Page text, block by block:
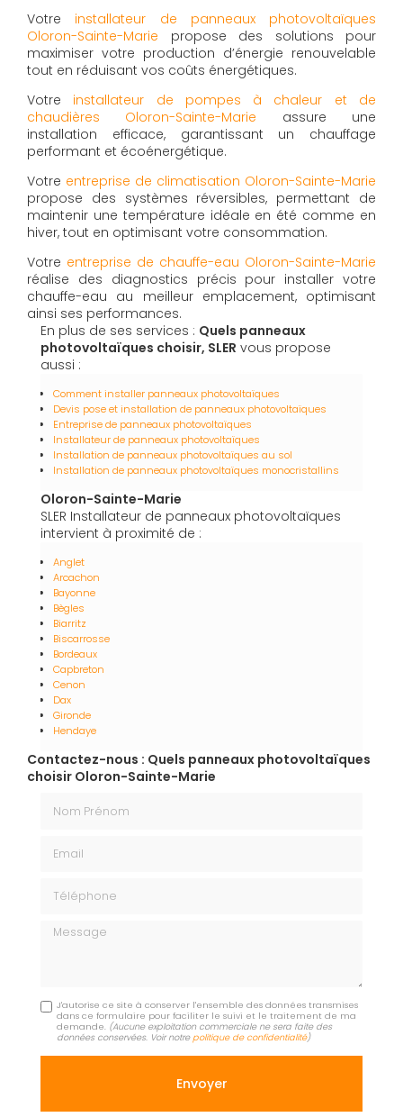
Votre installateur de panneaux photovoltaïques
Oloron-Sainte-Marie propose des solutions pour
maximiser votre production d’énergie renouvelable
tout en réduisant vos coûts énergétiques.
Votre installateur de pompes à chaleur et de
chaudières Oloron-Sainte-Marie assure une
installation efficace, garantissant un chauffage
performant et écoénergétique.
Votre entreprise de climatisation Oloron-Sainte-Marie
propose des systèmes réversibles, permettant de
maintenir une température idéale en été comme en
hiver, tout en optimisant votre consommation.
Votre entreprise de chauffe-eau Oloron-Sainte-Marie
réalise des diagnostics précis pour installer votre
chauffe-eau au meilleur emplacement, optimisant
ainsi ses performances.
En plus de ses services : Quels panneaux
photovoltaïques choisir, SLER vous propose
aussi :
Comment installer panneaux photovoltaïques
Devis pose et installation de panneaux photovoltaïques
Entreprise de panneaux photovoltaïques
Installateur de panneaux photovoltaïques
Installation de panneaux photovoltaïques au sol
Installation de panneaux photovoltaïques monocristallins
Oloron-Sainte-Marie
SLER Installateur de panneaux photovoltaïques
intervient à proximité de :
Anglet
Arcachon
Bayonne
Bègles
Biarritz
Biscarrosse
Bordeaux
Capbreton
Cenon
Dax
Gironde
Hendaye
Contactez-nous : Quels panneaux photovoltaïques
choisir Oloron-Sainte-Marie
Message
J'autorise ce site à conserver l'ensemble des données transmises
dans ce formulaire pour faciliter le suivi et le traitement de ma
demande. (Aucune exploitation commerciale ne sera faite des
données conservées. Voir notrepolitique de confidentialité)